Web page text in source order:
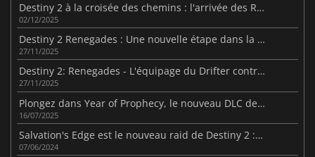
Destiny 2 à la croisée des chemins : l'arrivée des Renégats
02/12/2025
Destiny 2 Renegades : Une nouvelle étape dans la frontière sans loi
27/11/2025
Destiny 2: Renegades - L'équipage du Drifter contre l'Imperium Cabal
27/11/2025
Plongez dans Year of Prophecy, le nouveau DLC de Destiny 2
16/07/2025
Salvation's Edge est le nouveau raid de Destiny 2 : The Final Shape
07/06/2024